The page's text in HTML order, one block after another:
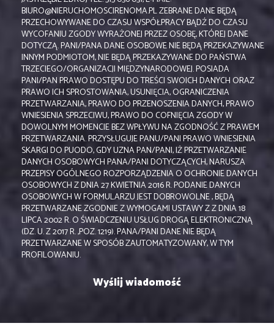
BIURO@NIERUCHOMOSCIRENOMA.PL ZEBRANE DANE BĘDĄ
PRZECHOWYWANE DO CZASU WSPÓŁPRACY BĄDŹ DO CZASU
WYCOFANIU ZGODY WYRAŻONEJ PRZEZ OSOBĘ, KTÓREJ DANE
DOTYCZĄ. PANI/PANA DANE OSOBOWE NIE BĘDĄ PRZEKAZYWANE
INNYM PODMIOTOM, NIE BĘDĄ PRZEKAZYWANE DO PAŃSTWA
TRZECIEGO/ORGANIZACJI MIĘDZYNARODOWEJ. POSIADA
PANI/PAN PRAWO DOSTĘPU DO TREŚCI SWOICH DANYCH ORAZ
PRAWO ICH SPROSTOWANIA, USUNIĘCIA, OGRANICZENIA
PRZETWARZANIA, PRAWO DO PRZENOSZENIA DANYCH, PRAWO
WNIESIENIA SPRZECIWU, PRAWO DO COFNIĘCIA ZGODY W
DOWOLNYM MOMENCIE BEZ WPŁYWU NA ZGODNOŚĆ Z PRAWEM
PRZETWARZANIA. PRZYSŁUGUJE PANU/PANI PRAWO WNIESIENIA
SKARGI DO PUODO, GDY UZNA PAN/PANI, IŻ PRZETWARZANIE
DANYCH OSOBOWYCH PANA/PANI DOTYCZĄCYCH, NARUSZA
PRZEPISY OGÓLNEGO ROZPORZĄDZENIA O OCHRONIE DANYCH
OSOBOWYCH Z DNIA 27 KWIETNIA 2016 R. PODANIE DANYCH
OSOBOWYCH W FORMULARZU JEST DOBROWOLNE , BĘDĄ
PRZETWARZANE ZGODNIE Z WYMOGAMI USTAWY Z Z DNIA 18
LIPCA 2002 R. O ŚWIADCZENIU USŁUG DROGĄ ELEKTRONICZNĄ
(DZ. U. Z 2017 R. ,POZ. 1219). PANA/PANI DANE NIE BĘDĄ
PRZETWARZANE W SPOSÓB ZAUTOMATYZOWANY, W TYM
PROFILOWANIU.